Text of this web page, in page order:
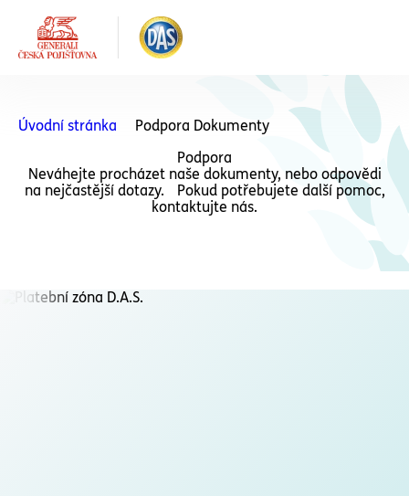
Úvodní stránka
Podpora Dokumenty
Podpora
Neváhejte procházet naše dokumenty, nebo odpovědi
na nejčastější dotazy. Pokud potřebujete další pomoc,
kontaktujte nás.